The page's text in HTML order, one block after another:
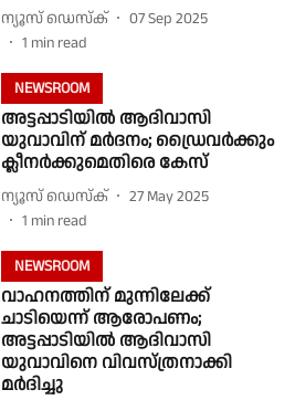
ന്യൂസ് ഡെസ്ക്
07 Sep 2025
1 min read
NEWSROOM
അട്ടപ്പാടിയിൽ ആദിവാസി
യുവാവിന് മർദനം; ഡ്രൈവർക്കും
ക്ലീനർക്കുമെതിരെ കേസ്
ന്യൂസ് ഡെസ്ക്
27 May 2025
1 min read
NEWSROOM
വാഹനത്തിന് മുന്നിലേക്ക്
ചാടിയെന്ന് ആരോപണം;
അട്ടപ്പാടിയിൽ ആദിവാസി
യുവാവിനെ വിവസ്ത്രനാക്കി
മർദിച്ചു